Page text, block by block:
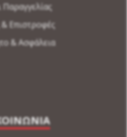
Παραγγελίας
Επιστροφές
& Ασφάλεια